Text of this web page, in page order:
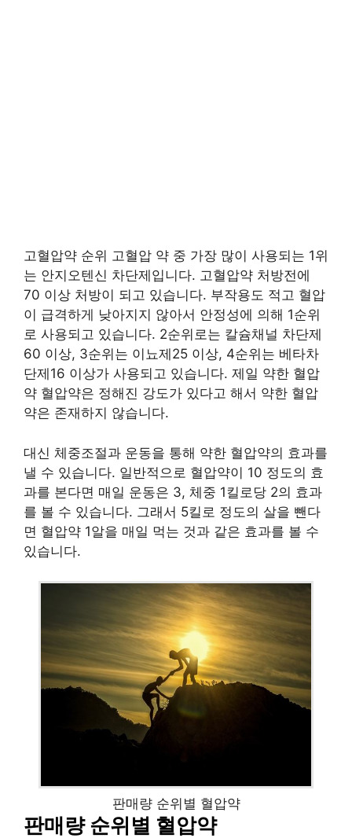
고혈압약 순위 고혈압 약 중 가장 많이 사용되는 1위
는 안지오텐신 차단제입니다. 고혈압약 처방전에
70 이상 처방이 되고 있습니다. 부작용도 적고 혈압
이 급격하게 낮아지지 않아서 안정성에 의해 1순위
로 사용되고 있습니다. 2순위로는 칼슘채널 차단제
60 이상, 3순위는 이뇨제25 이상, 4순위는 베타차
단제16 이상가 사용되고 있습니다. 제일 약한 혈압
약 혈압약은 정해진 강도가 있다고 해서 약한 혈압
약은 존재하지 않습니다.
대신 체중조절과 운동을 통해 약한 혈압약의 효과를
낼 수 있습니다. 일반적으로 혈압약이 10 정도의 효
과를 본다면 매일 운동은 3, 체중 1킬로당 2의 효과
를 볼 수 있습니다. 그래서 5킬로 정도의 살을 뺀다
면 혈압약 1알을 매일 먹는 것과 같은 효과를 볼 수
있습니다.
판매량 순위별 혈압약
판매량 순위별 혈압약